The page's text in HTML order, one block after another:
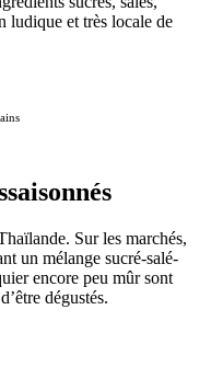
ludique et très locale de
Sur les marchés,
un mélange sucré-salé-
encore peu mûr sont
dégustés.